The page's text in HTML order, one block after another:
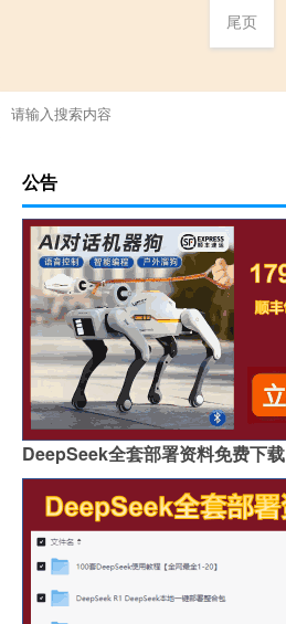
尾页
公告
DeepSeek全套部署资料免费下载